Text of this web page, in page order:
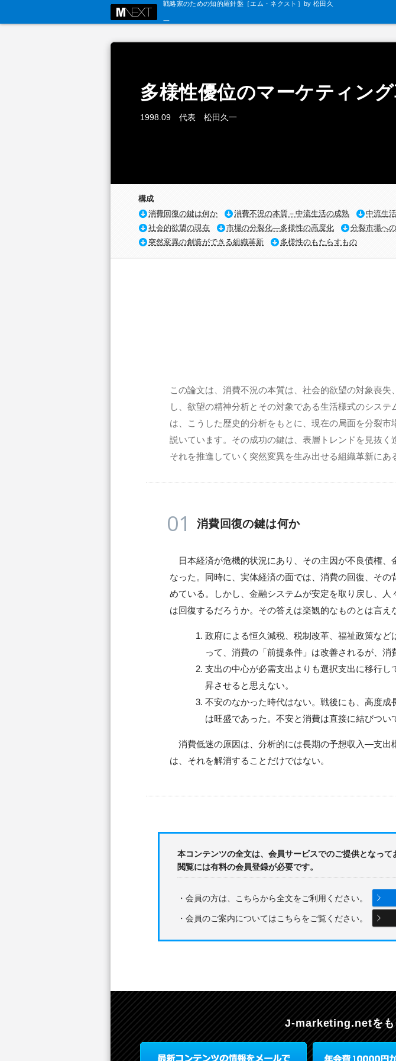
戦略家のための知的羅針盤［エム・ネクスト］by 松田久
多様性優位のマーケティング
1998.09 代表 松田久一
構成
消費回復の鍵は何か
消費不況の本質－中流生活の成熟 中流生
社会的欲望の現在
市場の分裂化―多様性の高度化 分裂市場へ
突然変異の創造ができる組織革新
多様性のもたらすもの
この論文は、消費不況の本質は、社会的欲望の対象喪
し、欲望の精神分析とその対象である生活様式のシス
は、こうした歴史的分析をもとに、現在の局面を分裂
説いています。その成功の鍵は、表層トレンドを見抜く
それを推進していく突然変異を生み出せる組織革新にあ
01 消費回復の鍵は何か
日本経済が危機的状況にあり、その主因が不良債権、
なった。同時に、実体経済の面では、消費の回復、そ
めている。しかし、金融システムが安定を取り戻し、
は回復するだろうか。その答えは楽観的なものとは言え
政府による恒久減税、税制改革、福祉政策な
って、消費の「前提条件」は改善されるが、消
支出の中心が必需支出よりも選択支出に移行
昇させると思えない。
不安のなかった時代はない。戦後にも、高度
は旺盛であった。不安と消費は直接に結びつい
消費低迷の原因は、分析的には長期の予想収入―支出
は、それを解消することだけではない。
本コンテンツの全文は、会員サービスでのご提供となって
閲覧には有料の会員登録が必要です。
・会員の方は、こちらから全文をご利用ください。
・会員のご案内についてはこちらをご覧ください。
J-marketing.netを